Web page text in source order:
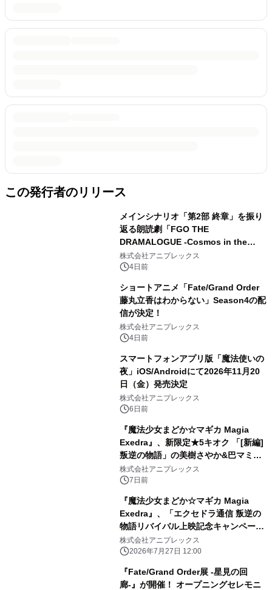
この発行者のリリース
メインシナリオ「第2部 終章」を振り
返る朗読劇「FGO THE
DRAMALOGUE -Cosmos in the
Lostbelt-」の開催が決定！
株式会社アニプレックス
4日前
ショートアニメ「Fate/Grand Order
藤丸立香はわからない」Season4の配
信が決定！
株式会社アニプレックス
4日前
スマートフォンアプリ版「魔法使いの
夜」iOS/Androidにて2026年11月20
日（金）発売決定
株式会社アニプレックス
6日前
『魔法少女まどか☆マギカ Magia
Exedra』、新限定★5キオク 「[新編]
叛逆の物語」の美樹さやか&巴マミ登
場！「[新編]叛逆の物語」リバイバル
上映記念でマギカストーン最大9,000
株式会社アニプレックス
7日前
『魔法少女まどか☆マギカ Magia
Exedra』、「エクセドラ通信 叛逆の
物語リバイバル上映記念キャンペーン
情報解禁SP」が7月30日(木)20時〜生
配信決定！
株式会社アニプレックス
2026年7月27日 12:00
『Fate/Grand Order展 -星見の回
廊-』が開催！ オープニングセレモニ